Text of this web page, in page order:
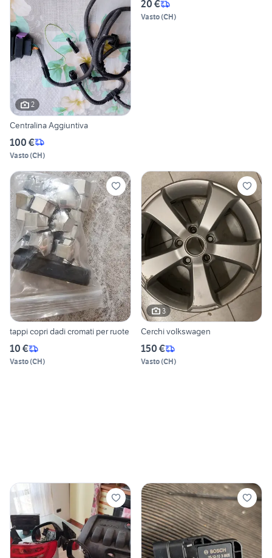
2
Centralina Aggiuntiva
100 €
Vasto(CH)
20 €
Vasto(CH)
tappi copri dadi cromati per ruote
10 €
Vasto(CH)
3
Cerchi volkswagen
150 €
Vasto(CH)